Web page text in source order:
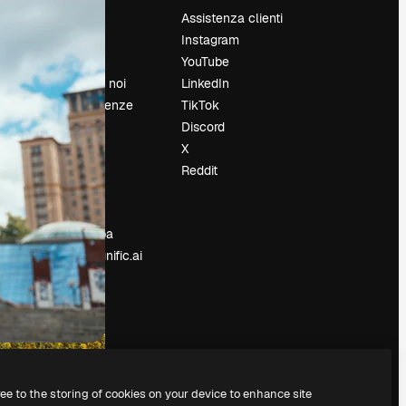
Recensioni
Lavora con noi
Cerca tendenze
Blog
Eventi
Slidesgo
Vendi i tuoi
contenuti
Sala stampa
Cerchi magnific.ai
Assistenza clienti
Instagram
YouTube
LinkedIn
TikTok
Discord
X
Reddit
to the storing of cookies on your device to enhance site